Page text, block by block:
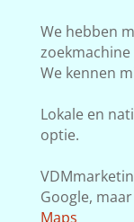
We hebben
We kennen
Lokale en
optie.
Google,
Maps